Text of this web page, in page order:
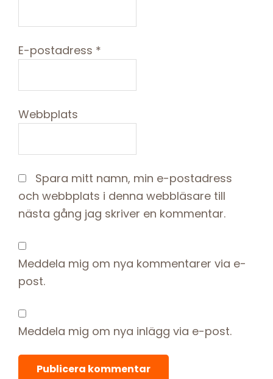
E-postadress *
Webbplats
Spara mitt namn, min e-postadress
och webbplats i denna webbläsare till
nästa gång jag skriver en kommentar.
Meddela mig om nya kommentarer via e-
post.
Meddela mig om nya inlägg via e-post.